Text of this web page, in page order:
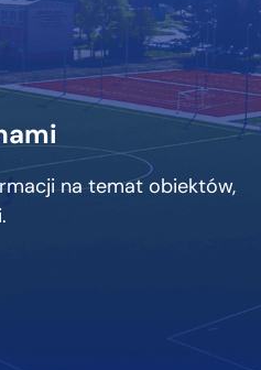
na temat obiektów,